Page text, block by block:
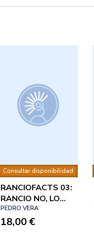
Consultar disponibilidad
RANCIOFACTS 03:
RANCIO NO, LO
SIGUIENTE
PEDRO VERA
18,00 €